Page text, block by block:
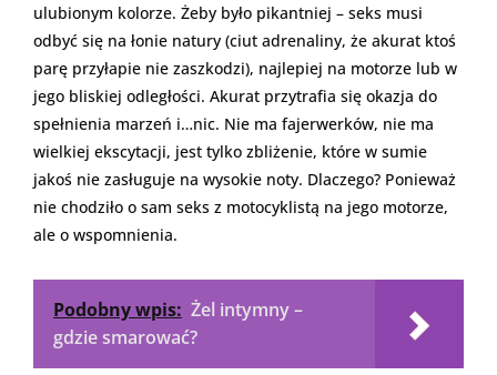
ulubionym kolorze. Żeby było pikantniej – seks musi
odbyć się na łonie natury (ciut adrenaliny, że akurat ktoś
parę przyłapie nie zaszkodzi), najlepiej na motorze lub w
jego bliskiej odległości. Akurat przytrafia się okazja do
spełnienia marzeń i…nic. Nie ma fajerwerków, nie ma
wielkiej ekscytacji, jest tylko zbliżenie, które w sumie
jakoś nie zasługuje na wysokie noty. Dlaczego? Ponieważ
nie chodziło o sam seks z motocyklistą na jego motorze,
ale o wspomnienia.
Podobny wpis: Żel intymny –
gdzie smarować?